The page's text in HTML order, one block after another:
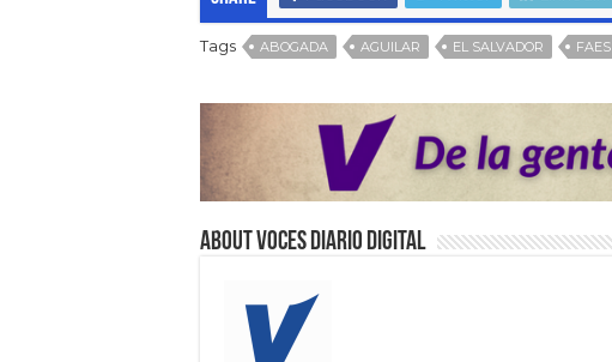
Tags ABOGADA AGUILAR EL SALVADOR FAES
About VOCES Diario digital